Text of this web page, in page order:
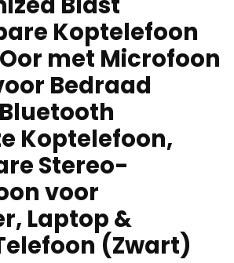
Koptelefoon
met Microfoon
Bedraad
Koptelefoon,
Stereo-
voor
Laptop &
(Zwart)